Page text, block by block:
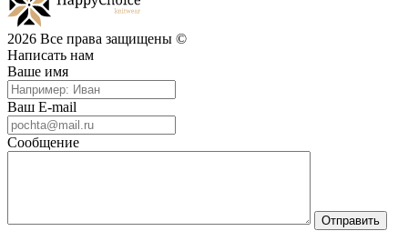
2026 Все права защищены ©
Написать нам
Ваше имя
Ваш E-mail
Сообщение